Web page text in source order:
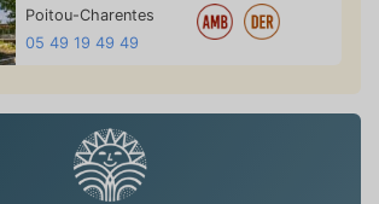
Poitou-Charentes
05 49 19 49 49